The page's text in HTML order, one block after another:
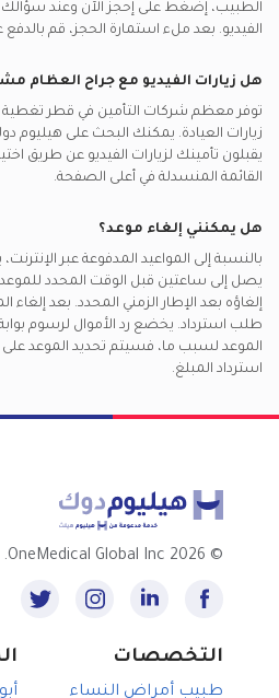
الطبيب، إضغط على إحجز الآن وعند سؤالك
الفيديو. بعد ملء استمارة الحجز، قم بالدفع
هل زيارات الفيديو مع جراح العظام
توفر معظم شركات التأمين في قطر تغطية
زيارات العيادة. يمكنك البحث على هيليوم
يقبلون تأمينك لزيارات الفيديو عن طريق
القائمة المنسدلة في أعلى الصفحة.
هل يمكنني إلغاء موعد؟
بالنسبة إلى المواعيد المدفوعة عبر
يصل إلى ساعتين قبل الوقت المحدد
إلغاؤه بعد الإطار الزمني المحدد. بعد إلغاء
الموعد لسبب ما، فسيتم تحديد الموعد
استرداد المبلغ.
©
2026 OneMedical Global Inc.
التخصصات
طبيب أمراض النساء